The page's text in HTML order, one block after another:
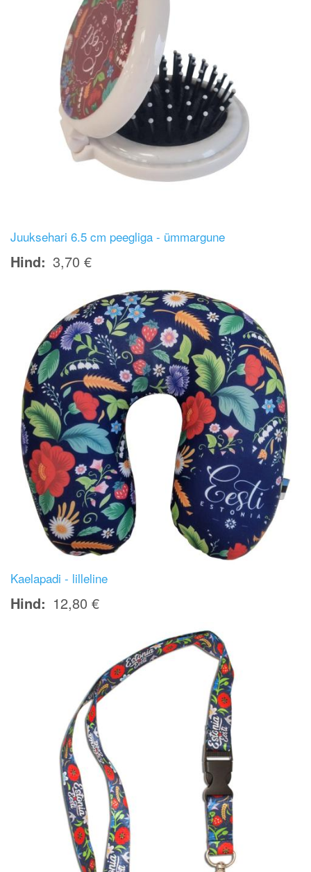
Juuksehari 6.5 cm peegliga - ümmargune
Hind 3,70 €
Kaelapadi - lilleline
Hind 12,80 €